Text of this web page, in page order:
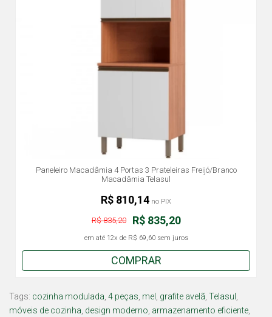
Paneleiro Macadâmia 4 Portas 3 Prateleiras Freijó/Branco
Macadâmia Telasul
R$ 835,20
R$ 835,20
em até 12x de R$ 69,60sem juros
R$ 810,14 no PIX
COMPRAR
Tags: cozinha modulada 4 peças mel grafite avelã Telasul
móveis de cozinha design moderno armazenamento eficiente